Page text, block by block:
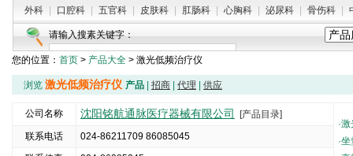
外科
口腔科 五官科 皮肤科 肛肠科 心胸科 泌尿科 骨伤科
请输入搜素关键字：
您的位置： 首页 > 产品大全 > 激光低频治疗仪
浏览 激光低频治疗仪 产品 招商 代理 供应
公司名称 沈阳铭航通脉医疗器械有限公司
[产品目录]
·激
·坐
联系电话
024-86211709 86085045